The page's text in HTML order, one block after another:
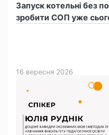
Запуск котельні без
зробити СОП уже
16 вересня 2026